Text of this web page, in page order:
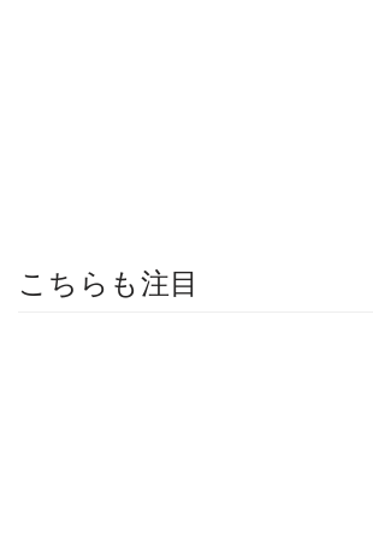
こちらも注目